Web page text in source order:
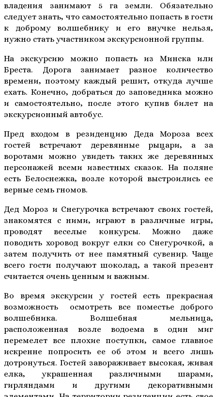
владения занимают 5 га земли. Обязательно
следует знать, что самостоятельно попасть в гости
к доброму волшебнику и его внучке нельзя,
нужно стать участником экскурсионной группы.
На экскурсию можно попасть из Минска или
Бреста. Дорога занимает разное количество
времени, поэтому каждый решит, откуда лучше
ехать. Конечно, добраться до заповедника можно
и самостоятельно, после этого купив билет на
экскурсионный автобус.
Пред входом в резиденцию Деда Мороза всех
гостей встречают деревянные рыцари, а за
воротами можно увидеть таких же деревянных
персонажей всеми известных сказок. На поляне
есть Белоснежка, возле которой выстроились ее
верные семь гномов.
Дед Мороз и Снегурочка встречают своих гостей,
знакомятся с ними, играют в различные игры,
проводят веселые конкурсы. Можно даже
поводить хоровод вокруг елки со Снегурочкой, а
затем получить от нее памятный сувенир. Чаще
всего гости получают шоколад, а такой презент
считается очень ценным и важным.
Во время экскурсии у гостей есть прекрасная
возможность осмотреть все поместье доброго
волшебника. Волшебная мельница,
расположенная возле водоема в один миг
перемелет все плохие поступки, самое главное
искренне попросить ее об этом и всего лишь
дотронуться. Гостей завораживает высокая, живая
елка, украшенная различными шарами,
гирляндами и другими декоративными